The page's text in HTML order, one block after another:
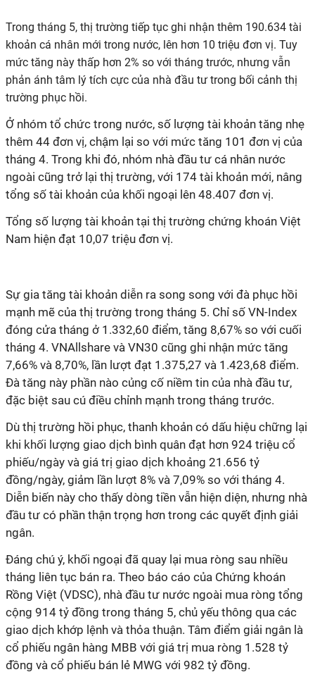
Trong tháng 5, thị trường tiếp tục ghi nhận thêm 190.634 tài
khoản cá nhân mới trong nước, lên hơn 10 triệu đơn vị. Tuy
mức tăng này thấp hơn 2% so với tháng trước, nhưng vẫn
phản ánh tâm lý tích cực của nhà đầu tư trong bối cảnh thị
trường phục hồi.
Ở nhóm tổ chức trong nước, số lượng tài khoản tăng nhẹ
thêm 44 đơn vị, chậm lại so với mức tăng 101 đơn vị của
tháng 4. Trong khi đó, nhóm nhà đầu tư cá nhân nước
ngoài cũng trở lại thị trường, với 174 tài khoản mới, nâng
tổng số tài khoản của khối ngoại lên 48.407 đơn vị.
Tổng số lượng tài khoản tại thị trường chứng khoán Việt
Nam hiện đạt 10,07 triệu đơn vị.
Sự gia tăng tài khoản diễn ra song song với đà phục hồi
mạnh mẽ của thị trường trong tháng 5. Chỉ số VN-Index
đóng cửa tháng ở 1.332,60 điểm, tăng 8,67% so với cuối
tháng 4. VNAllshare và VN30 cũng ghi nhận mức tăng
7,66% và 8,70%, lần lượt đạt 1.375,27 và 1.423,68 điểm.
Đà tăng này phần nào củng cố niềm tin của nhà đầu tư,
đặc biệt sau cú điều chỉnh mạnh trong tháng trước.
Dù thị trường hồi phục, thanh khoản có dấu hiệu chững lại
khi khối lượng giao dịch bình quân đạt hơn 924 triệu cổ
phiếu/ngày và giá trị giao dịch khoảng 21.656 tỷ
đồng/ngày, giảm lần lượt 8% và 7,09% so với tháng 4.
Diễn biến này cho thấy dòng tiền vẫn hiện diện, nhưng nhà
đầu tư có phần thận trọng hơn trong các quyết định giải
ngân.
Đáng chú ý, khối ngoại đã quay lại mua ròng sau nhiều
tháng liên tục bán ra. Theo báo cáo của Chứng khoán
Rồng Việt (VDSC), nhà đầu tư nước ngoài mua ròng tổng
cộng 914 tỷ đồng trong tháng 5, chủ yếu thông qua các
giao dịch khớp lệnh và thỏa thuận. Tâm điểm giải ngân là
cổ phiếu ngân hàng MBB với giá trị mua ròng 1.528 tỷ
đồng và cổ phiếu bán lẻ MWG với 982 tỷ đồng.